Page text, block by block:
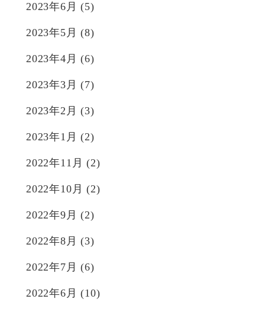
2023年6月 (5)
2023年5月 (8)
2023年4月 (6)
2023年3月 (7)
2023年2月 (3)
2023年1月 (2)
2022年11月 (2)
2022年10月 (2)
2022年9月 (2)
2022年8月 (3)
2022年7月 (6)
2022年6月 (10)